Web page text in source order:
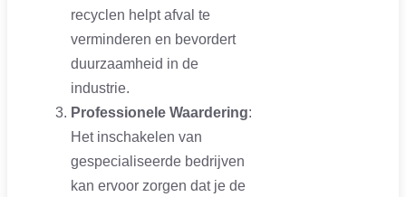
recyclen helpt afval te
verminderen en bevordert
duurzaamheid in de
industrie.
Professionele Waardering:
Het inschakelen van
gespecialiseerde bedrijven
kan ervoor zorgen dat je de